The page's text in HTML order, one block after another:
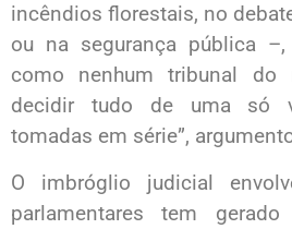
incêndios florestais, no
ou na segurança pública
como nenhum tribunal do
decidir tudo de uma só
tomadas em série”,
O imbróglio judicial
parlamentares tem